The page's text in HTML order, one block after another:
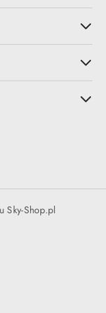
Sky-Shop.pl